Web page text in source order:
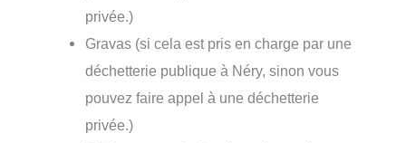
privée.)
Gravas (si cela est pris en charge par une
déchetterie publique à Néry, sinon vous
pouvez faire appel à une déchetterie
privée.)